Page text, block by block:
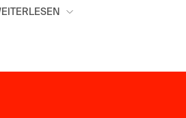
deinen Bewegungen an. So